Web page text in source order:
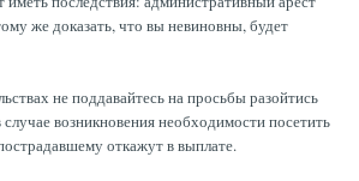
же доказать, что вы невиновны, будет
не поддавайтесь на просьбы разойтись
возникновения необходимости посетить
откажут в выплате.